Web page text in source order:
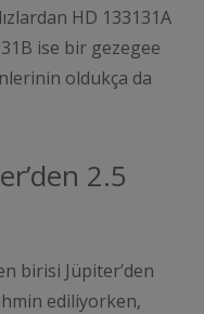
HD 133131A
ise bir gezegee
oldukça da
2.5
birisi Jüpiter’den
ediliyorken,